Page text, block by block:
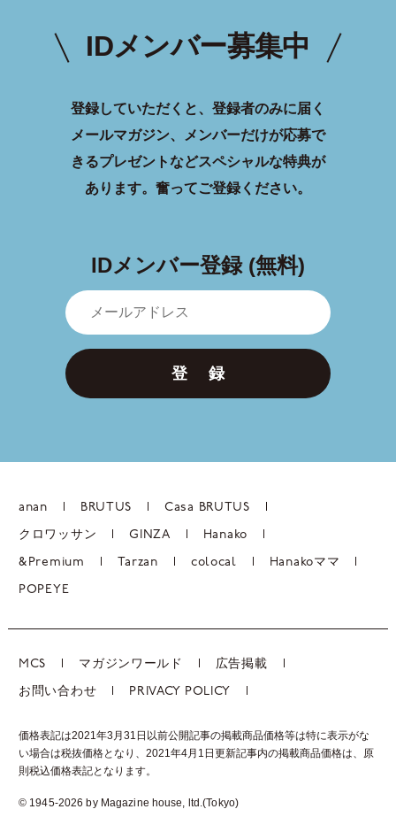
IDメンバー募集中
登録していただくと、登録者のみに届く
メールマガジン、メンバーだけが応募で
きるプレゼントなどスペシャルな特典が
あります。 奮ってご登録ください。
IDメンバー登録 (無料)
登 録
anan BRUTUS Casa BRUTUS
クロワッサン GINZA Hanako
&Premium Tarzan colocal Hanakoママ
POPEYE
MCS マガジンワールド 広告掲載
お問い合わせ PRIVACY POLICY
価格表記は2021年3月31日以前公開記事の掲載商品価格等は特に表示がな
い場合は税抜価格となり、2021年4月1日更新記事内の掲載商品価格は、 原
則税込価格表記となります。
© 1945-2026 by Magazine house, ltd.(Tokyo)